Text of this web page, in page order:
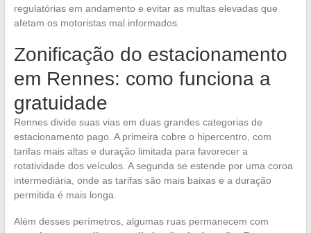
regulatórias em andamento e evitar as multas elevadas que
afetam os motoristas mal informados.
Zonificação do estacionamento
em Rennes: como funciona a
gratuidade
Rennes divide suas vias em duas grandes categorias de
estacionamento pago. A primeira cobre o hipercentro, com
tarifas mais altas e duração limitada para favorecer a
rotatividade dos veículos. A segunda se estende por uma coroa
intermediária, onde as tarifas são mais baixas e a duração
permitida é mais longa.
Além desses perímetros, algumas ruas permanecem com